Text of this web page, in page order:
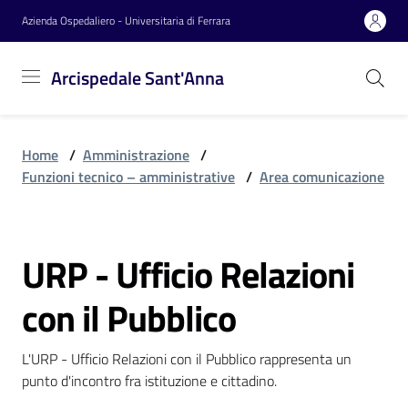
Vai al contenuto
Vai alla navigazione
Vai al footer
Azienda Ospedaliero - Universitaria di Ferrara
Arcispedale Sant'Anna
Sant'Anna
Azienda
Reparti
Novità
Home / Amministrazione /
Funzioni tecnico – amministrative / Area comunicazione
Salta al contenuto
URP - Ufficio Relazioni
con il Pubblico
L'URP - Ufficio Relazioni con il Pubblico rappresenta un
punto d'incontro fra istituzione e cittadino.